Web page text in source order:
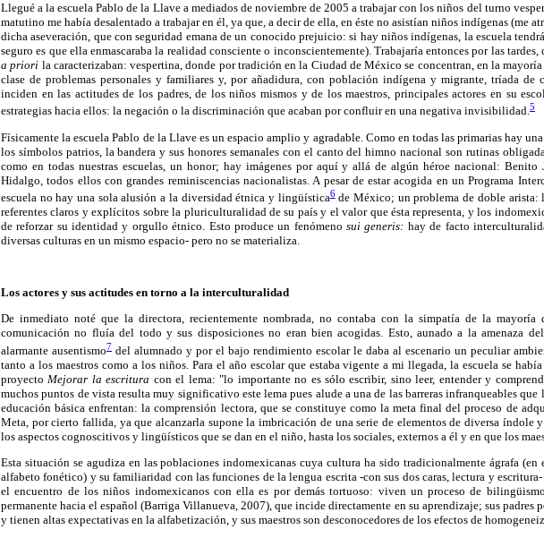
Llegué a la escuela Pablo de la Llave a mediados de noviembre de 2005 a trabajar con los niños del turno
matutino me había desalentado a trabajar en él, ya que, a decir de ella, en éste no asistían niños indígenas (me
dicha aseveración, que con seguridad emana de un conocido prejuicio: si hay niños indígenas, la escuela
seguro es que ella enmascaraba la realidad consciente o inconscientemente). Trabajaría entonces por las
a priori la caracterizaban: vespertina, donde por tradición en la Ciudad de México se concentran, en la
clase de problemas personales y familiares y, por añadidura, con población indígena y migrante, tríada de
inciden en las actitudes de los padres, de los niños mismos y de los maestros, principales actores en su
estrategias hacia ellos: la negación o la discriminación que acaban por confluir en una negativa invisibilidad.5
Físicamente la escuela Pablo de la Llave es un espacio amplio y agradable. Como en todas las primarias hay
los símbolos patrios, la bandera y sus honores semanales con el canto del himno nacional son rutinas
como en todas nuestras escuelas, un honor; hay imágenes por aquí y allá de algún héroe nacional: Benito
Hidalgo, todos ellos con grandes reminiscencias nacionalistas. A pesar de estar acogida en un Programa
escuela no hay una sola alusión a la diversidad étnica y lingüística6de México; un problema de doble arista:
referentes claros y explícitos sobre la pluriculturalidad de su país y el valor que ésta representa, y los
de reforzar su identidad y orgullo étnico. Esto produce un fenómenosui generis: hay de facto
diversas culturas en un mismo espacio- pero no se materializa.
Los actores y sus actitudes en torno a la interculturalidad
De inmediato noté que la directora, recientemente nombrada, no contaba con la simpatía de la mayoría
comunicación no fluía del todo y sus disposiciones no eran bien acogidas. Esto, aunado a la amenaza
alarmante ausentismo7 del alumnado y por el bajo rendimiento escolar le daba al escenario un peculiar
tanto a los maestros como a los niños. Para el año escolar que estaba vigente a mi llegada, la escuela se
proyecto Mejorar la escritura con el lema: "lo importante no es sólo escribir, sino leer, entender y
muchos puntos de vista resulta muy significativo este lema pues alude a una de las barreras infranqueables que
educación básica enfrentan: la comprensión lectora, que se constituye como la meta final del proceso de
Meta, por cierto fallida, ya que alcanzarla supone la imbricación de una serie de elementos de diversa índole
los aspectos cognoscitivos y lingüísticos que se dan en el niño, hasta los sociales, externos a él y en que los
Esta situación se agudiza en las poblaciones indomexicanas cuya cultura ha sido tradicionalmente ágrafa (en
alfabeto fonético) y su familiaridad con las funciones de la lengua escrita -con sus dos caras, lectura y escritura-
el encuentro de los niños indomexicanos con ella es por demás tortuoso: viven un proceso de
permanente hacia el español (Barriga Villanueva, 2007), que incide directamente en su aprendizaje; sus padres
y tienen altas expectativas en la alfabetización, y sus maestros son desconocedores de los efectos de